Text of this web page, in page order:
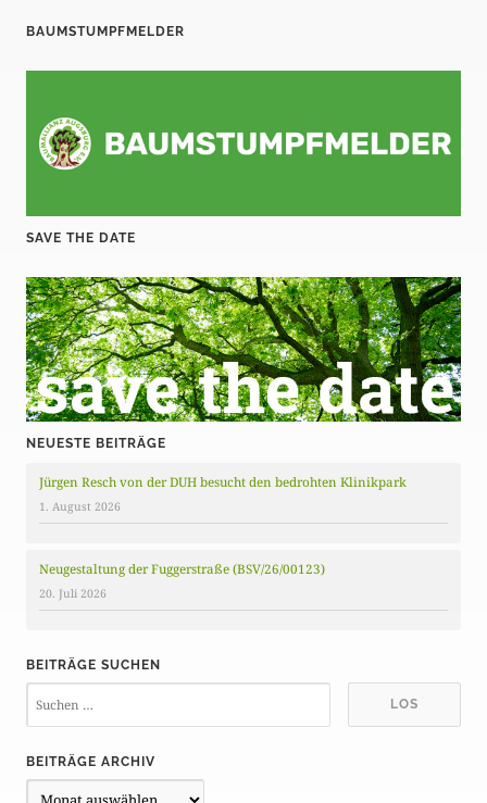
BAUMSTUMPFMELDER
SAVE THE DATE
NEUESTE BEITRÄGE
Jürgen Resch von der DUH besucht den bedrohten Klinikpark
1. August 2026
Neugestaltung der Fuggerstraße (BSV/26/00123)
20. Juli 2026
BEITRÄGE SUCHEN
BEITRÄGE ARCHIV